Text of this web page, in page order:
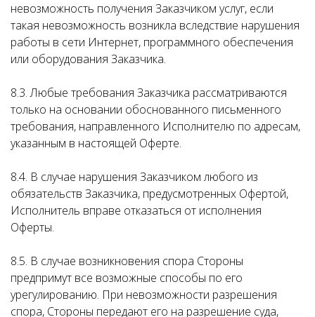
невозможность получения Заказчиком услуг, если
такая невозможность возникла вследствие нарушения
работы в сети Интернет, программного обеспечения
или оборудования Заказчика.
8.3. Любые требования Заказчика рассматриваются
только на основании обоснованного письменного
требования, направленного Исполнителю по адресам,
указанным в настоящей Оферте.
8.4. В случае нарушения Заказчиком любого из
обязательств Заказчика, предусмотренных Офертой,
Исполнитель вправе отказаться от исполнения
Оферты.
8.5. В случае возникновения спора Стороны
предпримут все возможные способы по его
урегулированию. При невозможности разрешения
спора, Стороны передают его на разрешение суда,